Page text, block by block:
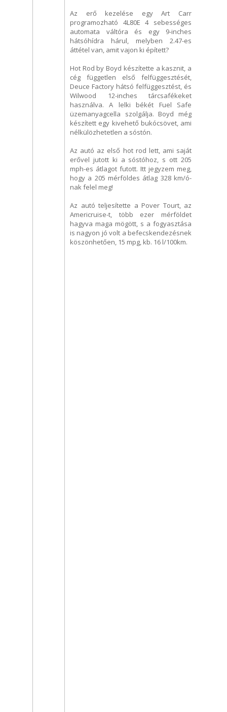
Az erő kezelése egy Art Carr
programozható 4L80E 4 sebességes
automata váltóra és egy 9-inches
hátsóhídra hárul, melyben 2.47-es
áttétel van, amit vajon ki épített?
Hot Rod by Boyd készítette a kasznit, a
cég független első felfüggesztését,
Deuce Factory hátsó felfüggesztést, és
Wilwood 12-inches tárcsafékeket
használva. A lelki békét Fuel Safe
üzemanyagcella szolgálja. Boyd még
készített egy kivehető bukócsövet, ami
nélkülözhetetlen a sóstón.
Az autó az első hot rod lett, ami saját
erővel jutott ki a sóstóhoz, s ott 205
mph-es átlagot futott. Itt jegyzem meg,
hogy a 205 mérföldes átlag 328 km/ó-
nak felel meg!
Az autó teljesítette a Pover Tourt, az
Americruise-t, több ezer mérföldet
hagyva maga mögött, s a fogyasztása
is nagyon jó volt a befecskendezésnek
köszönhetően, 15 mpg, kb. 16 l/100km.